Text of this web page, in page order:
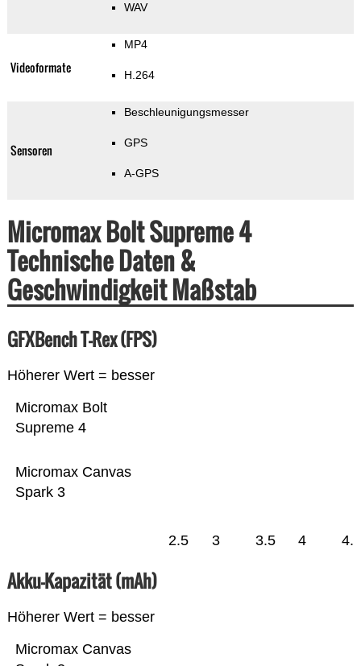
WAV
Videoformate
MP4
H.264
Sensoren
Beschleunigungsmesser
GPS
A-GPS
Micromax Bolt Supreme 4
Technische Daten &
Geschwindigkeit Maßstab
GFXBench T-Rex (FPS)
Höherer Wert = besser
Micromax Canvas
Spark 3
Micromax Bolt
Supreme 4
2.5 3 3.5 4 4.5
Akku-Kapazität (mAh)
Höherer Wert = besser
Micromax Canvas